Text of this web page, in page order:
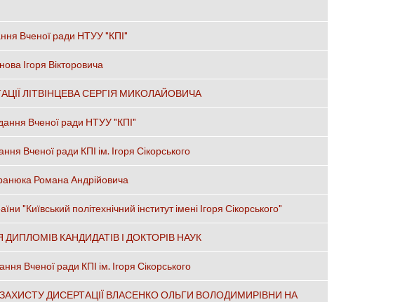
Вченої ради НТУУ "КПІ"
Ігоря Вікторовича
ЛІТВІНЦЕВА СЕРГІЯ МИКОЛАЙОВИЧА
Вченої ради НТУУ "КПІ"
Вченої ради КПІ ім. Ігоря Сікорського
Романа Андрійовича
"Київський політехнічний інститут імені Ігоря Сікорського"
КАНДИДАТІВ І ДОКТОРІВ НАУК
Вченої ради КПІ ім. Ігоря Сікорського
ДИСЕРТАЦІЇ ВЛАСЕНКО ОЛЬГИ ВОЛОДИМИРІВНИ НА